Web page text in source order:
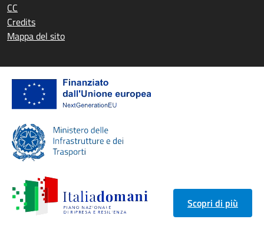
CC
Credits
Mappa del sito
Scopri di più